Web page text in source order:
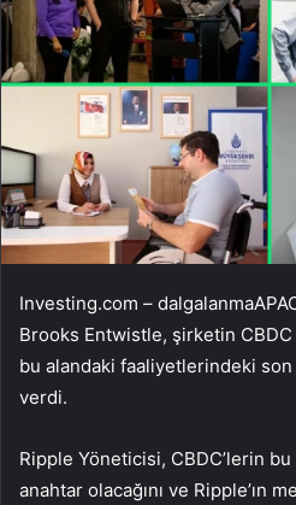
Investing.com – dalgalanma
Brooks Entwistle, şirketin
bu alandaki faaliyetlerindeki
verdi.
Ripple Yöneticisi, CBDC’lerin
anahtar olacağını ve Ripple’ın